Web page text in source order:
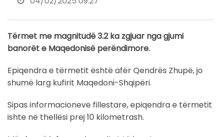
Tërmet me magnitudë 3.2 ka zgjuar nga gjumi
banorët e Maqedonisë perëndimore.
Epiqendra e tërmetit është afër Qendrës Zhupë, jo
shumë larg kufirit Maqedoni-Shqipëri.
Sipas informacioneve fillestare, epiqendra e tërmetit
ishte në thellësi prej 10 kilometrash.